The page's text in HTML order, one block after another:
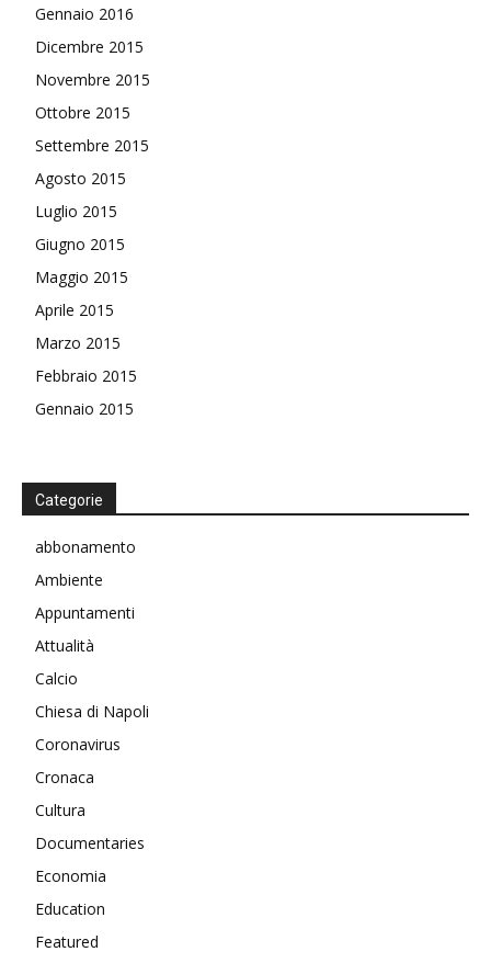
Gennaio 2016
Dicembre 2015
Novembre 2015
Ottobre 2015
Settembre 2015
Agosto 2015
Luglio 2015
Giugno 2015
Maggio 2015
Aprile 2015
Marzo 2015
Febbraio 2015
Gennaio 2015
Categorie
abbonamento
Ambiente
Appuntamenti
Attualità
Calcio
Chiesa di Napoli
Coronavirus
Cronaca
Cultura
Documentaries
Economia
Education
Featured